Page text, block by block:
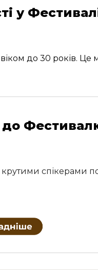
у
до 30 років. Це
спікерами